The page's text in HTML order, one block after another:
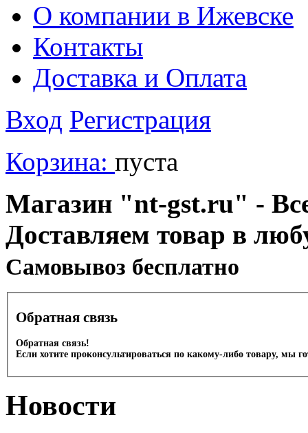
О компании в Ижевске
Контакты
Доставка и Оплата
Вход Регистрация
Корзина: пуста
Магазин "nt-gst.ru" -
Доставляем товар в
Cамовывоз бесплатно
Обратная связь
Обратная связь!
Если хотите проконсультироваться по какому-либо товару, мы
Новости